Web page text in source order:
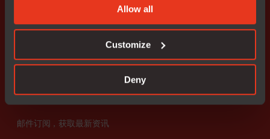
Allow all
Customize
Deny
功能安全
所有产品
工业
机械控制
家用电器
IAR Academy
支持
My Pages
如何购买
新闻中心
联系我们
邮件订阅，获取最新资讯